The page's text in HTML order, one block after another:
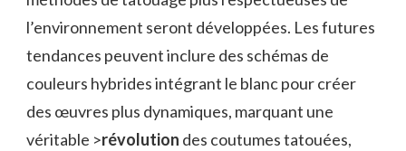
l’environnement seront développées. Les futures
tendances peuvent inclure des schémas de
couleurs hybrides intégrant le blanc pour créer
des œuvres plus dynamiques, marquant une
véritable >révolution des coutumes tatouées,